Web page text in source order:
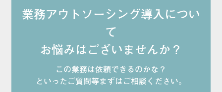
業務アウトソーシング導入につい
て
お悩みはございませんか？
この業務は依頼できるのかな？
といったご質問等まずはご相談ください。